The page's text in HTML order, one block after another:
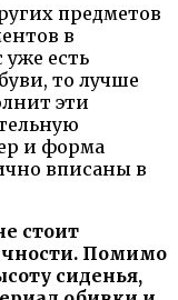
предметов
в
есть
то лучше
эти
и форма
вписаны в
стоит
Помимо
сиденья,